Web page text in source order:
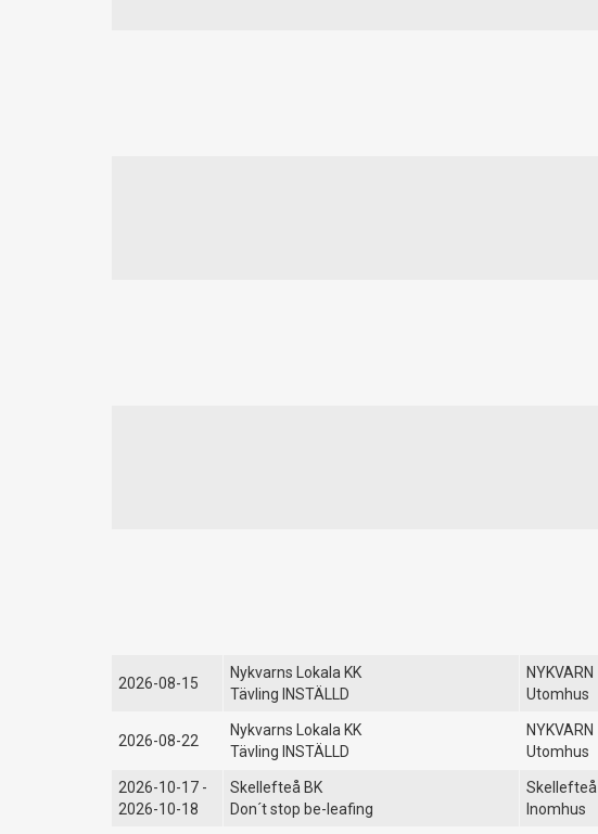
2026-08-15
Nykvarns Lokala KK
Tävling INSTÄLLD
NYKVARN
Utomhus
2026-08-22
Nykvarns Lokala KK
Tävling INSTÄLLD
NYKVARN
Utomhus
2026-10-17 -
2026-10-18
Skellefteå BK
Don´t stop be-leafing
Skellefteå
Inomhus